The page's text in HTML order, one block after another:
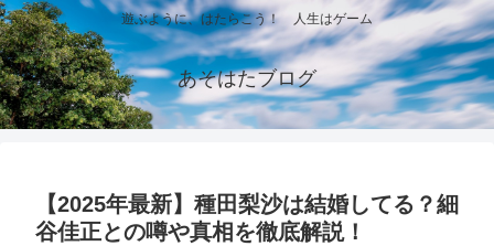
遊ぶように、はたらこう！ 人生はゲーム
あそはたブログ
【2025年最新】種田梨沙は結婚してる？細
谷佳正との噂や真相を徹底解説！